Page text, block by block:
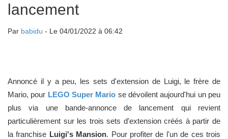
lancement
Par babidu - Le 04/01/2022 à 06:42
Annoncé il y a peu, les sets d'extension de Luigi, le frère de
Mario, pour LEGO Super Mario se dévoilent aujourd'hui un peu
plus via une bande-annonce de lancement qui revient
particulièrement sur les trois sets d'extension créés à partir de
la franchise Luigi's Mansion. Pour profiter de l'un de ces trois